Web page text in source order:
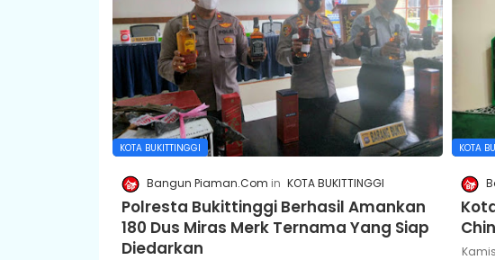
KOTA BUKITTINGGI
Bangun Piaman.Com KOTA BUKITTINGGI
Polresta Bukittinggi Berhasil Amankan
180 Dus Miras Merk Ternama Yang Siap
Diedarkan
KOTA